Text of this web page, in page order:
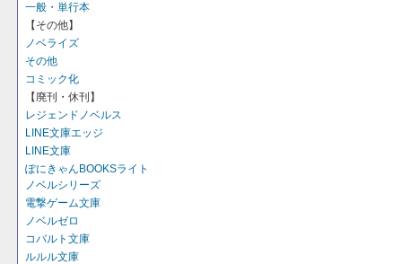
一般・単行本
【その他】
ノベライズ
その他
コミック化
【廃刊・休刊】
レジェンドノベルス
LINE文庫エッジ
LINE文庫
ぽにきゃんBOOKSライト
ノベルシリーズ
電撃ゲーム文庫
ノベルゼロ
コバルト文庫
ルルル文庫